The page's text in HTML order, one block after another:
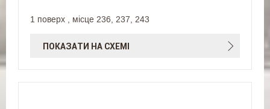
1 поверх , місце 236, 237, 243
ПОКАЗАТИ НА СХЕМІ